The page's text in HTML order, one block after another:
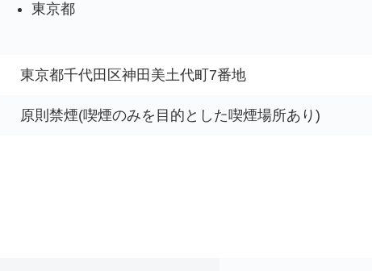
東京都
東京都千代田区神田美土代町7番地
原則禁煙(喫煙のみを目的とした喫煙場所あり)